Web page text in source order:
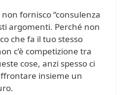
fornisco “consulenza
argomenti. Perché non
che fa il tuo stesso
c’è competizione tra
cose, anzi spesso ci
insieme un